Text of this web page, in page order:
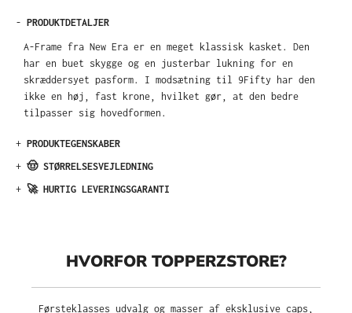
- PRODUKTDETALJER
A-Frame fra New Era er en meget klassisk kasket. Den
har en buet skygge og en justerbar lukning for en
skræddersyet pasform. I modsætning til 9Fifty har den
ikke en høj, fast krone, hvilket gør, at den bedre
tilpasser sig hovedformen.
+ PRODUKTEGENSKABER
+ 🤠 STØRRELSESVEJLEDNING
+ 🚀 HURTIG LEVERINGSGARANTI
HVORFOR TOPPERZSTORE?
Førsteklasses udvalg og masser af eksklusive caps,